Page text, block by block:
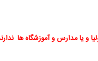
و یا مدارس و آموزشگاه ها